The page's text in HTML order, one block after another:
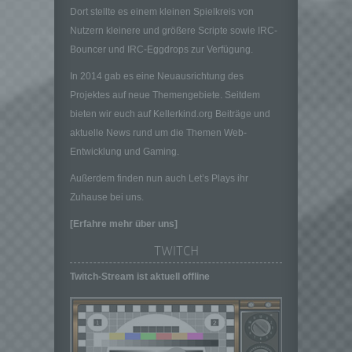
Dort stellte es einem kleinen Spielkreis von
Nutzern kleinere und größere Scripte sowie IRC-
Bouncer und IRC-Eggdrops zur Verfügung.
In 2014 gab es eine Neuausrichtung des
Projektes auf neue Themengebiete. Seitdem
bieten wir euch auf Kellerkind.org Beiträge und
aktuelle News rund um die Themen Web-
Entwicklung und Gaming.
Außerdem finden nun auch Let’s Plays ihr
Zuhause bei uns.
[Erfahre mehr über uns]
TWITCH
Twitch-Stream ist aktuell offline
und Mittel der Verarbeitung von
personenbezogenen Daten entscheidet.
Sind die Zwecke und Mittel dieser
das Recht der Mitgliedstaaten vorgegeben,
so kann der Verantwortliche
beziehungsweise können die bestimmten
Kriterien seiner Benennung nach dem
Mitgliedstaaten vorgesehen werden.
h) Auftragsverarbeiter
Auftragsverarbeiter ist eine natürliche oder
juristische Person, Behörde, Einrichtung
Daten im Auftrag des Verantwortlichen
verarbeitet.
Empfänger ist eine natürliche oder juristische
Person, Behörde, Einrichtung oder andere
Stelle, der personenbezogene Daten